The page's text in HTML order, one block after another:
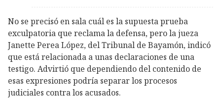
No se precisó en sala cuál es la supuesta prueba
exculpatoria que reclama la defensa, pero la jueza
Janette Perea López, del Tribunal de Bayamón, indicó
que está relacionada a unas declaraciones de una
testigo. Advirtió que dependiendo del contenido de
esas expresiones podría separar los procesos
judiciales contra los acusados.